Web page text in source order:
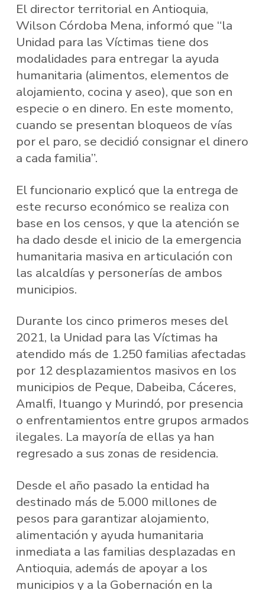
El director territorial en Antioquia,
Wilson Córdoba Mena, informó que “la
Unidad para las Víctimas tiene dos
modalidades para entregar la ayuda
humanitaria (alimentos, elementos de
alojamiento, cocina y aseo), que son en
especie o en dinero. En este momento,
cuando se presentan bloqueos de vías
por el paro, se decidió consignar el dinero
a cada familia”.
El funcionario explicó que la entrega de
este recurso económico se realiza con
base en los censos, y que la atención se
ha dado desde el inicio de la emergencia
humanitaria masiva en articulación con
las alcaldías y personerías de ambos
municipios.
Durante los cinco primeros meses del
2021, la Unidad para las Víctimas ha
atendido más de 1.250 familias afectadas
por 12 desplazamientos masivos en los
municipios de Peque, Dabeiba, Cáceres,
Amalfi, Ituango y Murindó, por presencia
o enfrentamientos entre grupos armados
ilegales. La mayoría de ellas ya han
regresado a sus zonas de residencia.
Desde el año pasado la entidad ha
destinado más de 5.000 millones de
pesos para garantizar alojamiento,
alimentación y ayuda humanitaria
inmediata a las familias desplazadas en
Antioquia, además de apoyar a los
municipios y a la Gobernación en la